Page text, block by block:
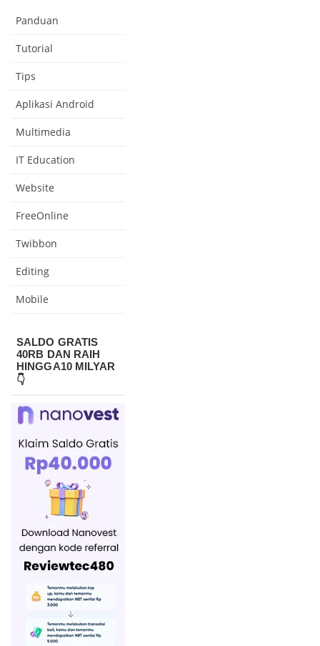
Panduan
Tutorial
Tips
Aplikasi Android
Multimedia
IT Education
Website
FreeOnline
Twibbon
Editing
Mobile
SALDO GRATIS
40RB DAN RAIH
HINGGA10 MILYAR
👇